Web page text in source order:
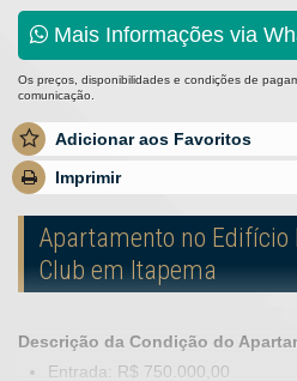
Mais Informações via
Os preços, disponibilidades e condições de
comunicação.
Adicionar aos Favoritos
Imprimir
Apartamento no Edifício
Club em Itapema
Descrição da Condição do
Entrada: R$ 750.000,00